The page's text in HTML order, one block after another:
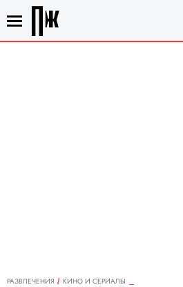
РАЗВЛЕЧЕНИЯ
КИНО И СЕРИАЛЫ